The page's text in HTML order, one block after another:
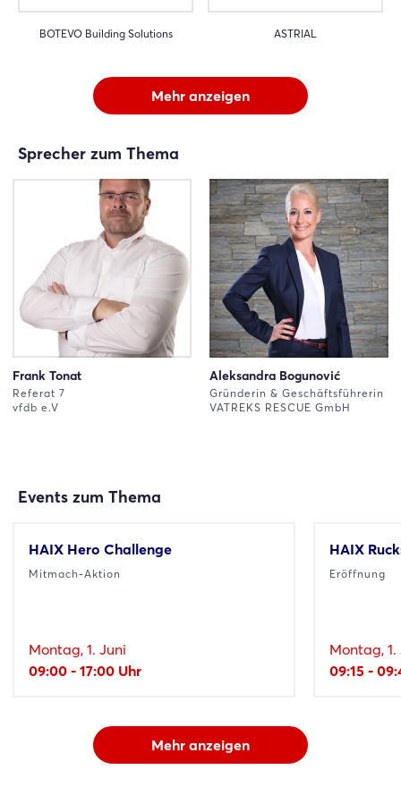
BOTEVO Building Solutions ASTRIAL
Mehr anzeigen
Sprecher zum Thema
Frank Tonat
Referat 7
vfdb e.V
Aleksandra Bogunović
Gründerin & Geschäftsführerin
VATREKS RESCUE GmbH
Events zum Thema
HAIX Hero Challenge
Mitmach-Aktion
Montag, 1. Juni
09:00 - 17:00 Uhr
HAIX
Eröffnung
Montag, 1.
09:15 -
Mehr anzeigen